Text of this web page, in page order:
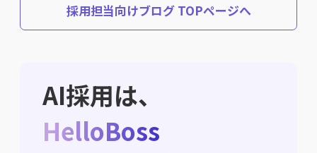
採用担当向けブログ TOPページへ
AI採用は、
HelloBoss